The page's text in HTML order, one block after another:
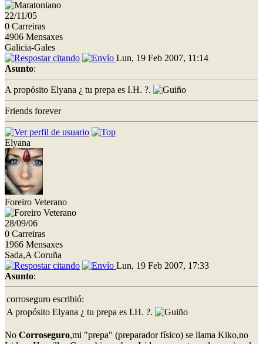
22/11/05
0 Carreiras
4906 Mensaxes
Galicia-Gales
Lun, 19 Feb 2007, 11:14
Asunto:
A propósito Elyana ¿ tu prepa es I.H. ?.
Friends forever
Elyana
Foreiro Veterano
28/09/06
0 Carreiras
1966 Mensaxes
Sada,A Coruña
Lun, 19 Feb 2007, 17:33
Asunto:
corroseguro escribió:
A propósito Elyana ¿ tu prepa es I.H. ?.
No Corroseguro,mi "prepa" (preparador físico) se llama Kiko,no